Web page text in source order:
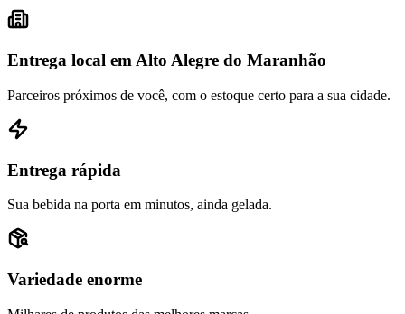
Entrega local em Alto Alegre do Maranhão
Parceiros próximos de você, com o estoque certo para a sua cidade.
Entrega rápida
Sua bebida na porta em minutos, ainda gelada.
Variedade enorme